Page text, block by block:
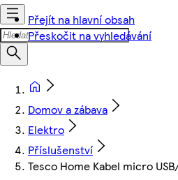
Přejít na hlavní obsah
Přeskočit na vyhledávání
Domov a zábava
Elektro
Příslušenství
Tesco Home Kabel micro